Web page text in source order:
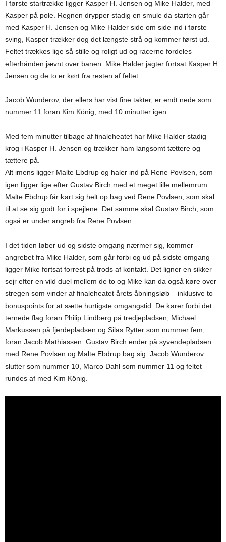
I første startrække ligger Kasper H. Jensen og Mike Halder, med
Kasper på pole. Regnen drypper stadig en smule da starten går
med Kasper H. Jensen og Mike Halder side om side ind i første
sving, Kasper trækker dog det længste strå og kommer først ud.
Feltet trækkes lige så stille og roligt ud og racerne fordeles
efterhånden jævnt over banen. Mike Halder jagter fortsat Kasper H.
Jensen og de to er kørt fra resten af feltet.
Jacob Wunderov, der ellers har vist fine takter, er endt nede som
nummer 11 foran Kim König, med 10 minutter igen.
Med fem minutter tilbage af finaleheatet har Mike Halder stadig
krog i Kasper H. Jensen og trækker ham langsomt tættere og
tættere på.
Alt imens ligger Malte Ebdrup og haler ind på Rene Povlsen, som
igen ligger lige efter Gustav Birch med et meget lille mellemrum.
Malte Ebdrup får kørt sig helt op bag ved Rene Povlsen, som skal
til at se sig godt for i spejlene. Det samme skal Gustav Birch, som
også er under angreb fra Rene Povlsen.
I det tiden løber ud og sidste omgang nærmer sig, kommer
angrebet fra Mike Halder, som går forbi og ud på sidste omgang
ligger Mike fortsat forrest på trods af kontakt. Det ligner en sikker
sejr efter en vild duel mellem de to og Mike kan da også køre over
stregen som vinder af finaleheatet årets åbningsløb – inklusive to
bonuspoints for at sætte hurtigste omgangstid. De kører forbi det
ternede flag foran Philip Lindberg på tredjepladsen, Michael
Markussen på fjerdepladsen og Silas Rytter som nummer fem,
foran Jacob Mathiassen. Gustav Birch ender på syvendepladsen
med Rene Povlsen og Malte Ebdrup bag sig. Jacob Wunderov
slutter som nummer 10, Marco Dahl som nummer 11 og feltet
rundes af med Kim König.